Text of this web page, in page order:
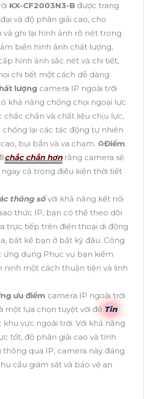
KX-CF2003N3-B được trang
và độ phân giải cao, cho
ghi lại hình ảnh rõ nét trong
biến hình ảnh chất lượng,
hình ảnh sắc nét và chi tiết,
chi tiết một cách dễ dàng.
lượng camera IP ngoài trời
khả năng chống chọi ngoại lực
chắc chắn và chất liệu chịu lực,
lại các tác động tự nhiên
bụi bẩn và va chạm. ♻Điểm
chắc chắn hơnrằng camera sẽ
cả trong điều kiện thời tiết
thông sốvới khả năng kết nối
thức IP, bạn có thể theo dõi
trực tiếp trên điện thoại di động
bất kể bạn ở bất kỳ đâu. Công
ứng dụng Phục vụ bạn kiểm
ninh một cách thuận tiện và linh
ưu điểm camera IP ngoài trời
một lựa chọn tuyệt vời để Tin
vực ngoài trời. Với khả năng
tốt, độ phân giải cao và tính
qua IP, camera này đáng
cầu giám sát và bảo vệ an